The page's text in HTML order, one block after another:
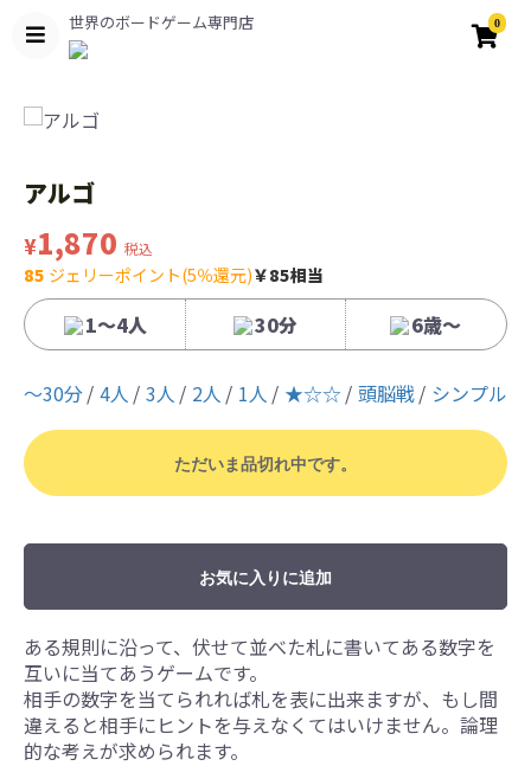
世界のボードゲーム専門店 0
アルゴ
¥1,870 税込
85 ジェリーポイント(5％還元)￥85相当
1～4人 30分 6歳〜
〜30分 4人 3人 2人 1人 ★☆☆ 頭脳戦 シンプル
ただいま品切れ中です。
お気に入りに追加
ある規則に沿って、伏せて並べた札に書いてある数字を
互いに当てあうゲームです。
相手の数字を当てられれば札を表に出来ますが、もし間
違えると相手にヒントを与えなくてはいけません。論理
的な考えが求められます。